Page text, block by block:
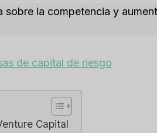
la competencia y
de capital de riesgo
Capital